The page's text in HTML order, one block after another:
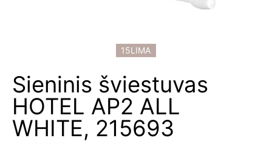
15LIMA
Sieninis šviestuvas
HOTEL AP2 ALL
WHITE, 215693